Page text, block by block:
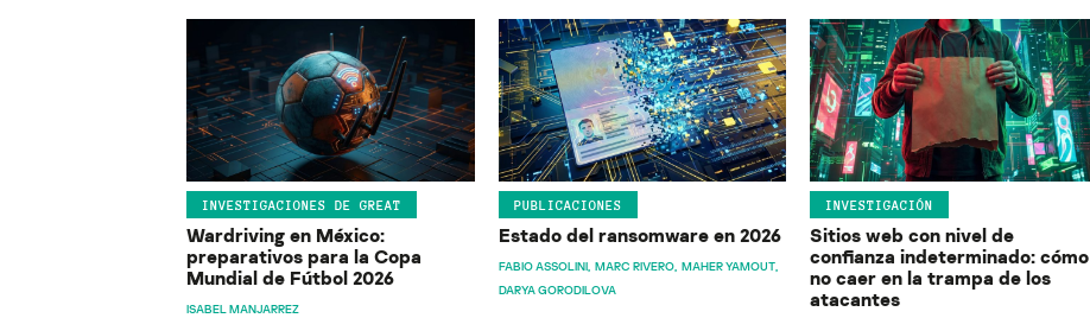
INVESTIGACIONES DE GREAT
Wardriving en México:
preparativos para la Copa
Mundial de Fútbol 2026
ISABEL MANJARREZ
PUBLICACIONES
Estado del ransomware en 2026
FABIO ASSOLINI MARC RIVERO MAHER YAMOUT
DARYA GORODILOVA
INVESTIGACIÓN
Sitios web con nivel de
confianza indeterminado: cómo
no caer en la trampa de los
atacantes